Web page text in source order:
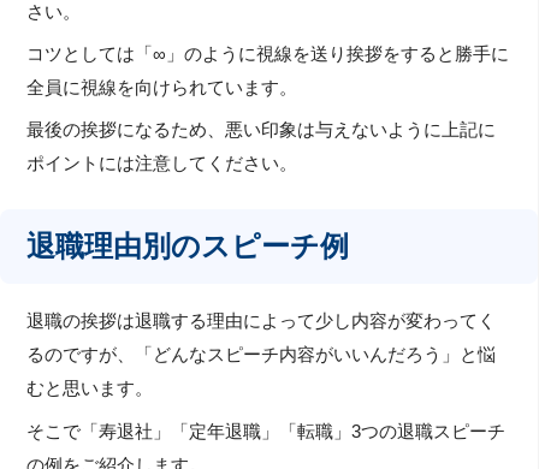
さい。
コツとしては「∞」のように視線を送り挨拶をすると勝手に
全員に視線を向けられています。
最後の挨拶になるため、悪い印象は与えないように上記に
ポイントには注意してください。
退職理由別のスピーチ例
退職の挨拶は退職する理由によって少し内容が変わってく
るのですが、「どんなスピーチ内容がいいんだろう」と悩
むと思います。
そこで「寿退社」「定年退職」「転職」3つの退職スピーチ
の例をご紹介します。